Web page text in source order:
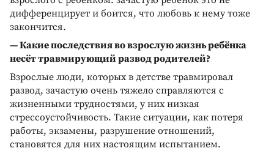
дифференцирует и боится, что любовь к нему тоже
закончится.
— Какие последствия во взрослую жизнь ребёнка
несёт травмирующий развод родителей?
Взрослые люди, которых в детстве травмировал
развод, зачастую очень тяжело справляются с
жизненными трудностями, у них низкая
стрессоустойчивость. Такие ситуации, как потеря
работы, экзамены, разрушение отношений,
становятся для них настоящим испытанием.